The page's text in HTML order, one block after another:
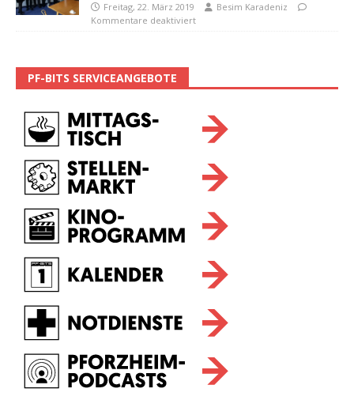
Freitag, 22. März 2019
Besim Karadeniz
Kommentare deaktiviert
PF-BITS SERVICEANGEBOTE